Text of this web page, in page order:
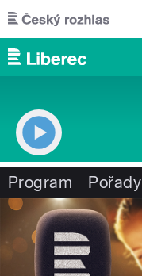
Přejít k hlavnímu obsahu
Program Pořady